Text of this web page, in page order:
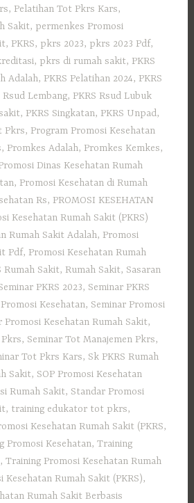
, Pelatihan Tot Pkrs Kars,
Sakit, permenkes Promosi
, PKRS, pkrs 2023, pkrs 2023 Pdf,
, pkrs di rumah sakit, PKRS
Adalah, PKRS Pelatihan 2024, PKRS
Rsud Lembang, PKRS Rsud Lubuk
, PKRS Singkatan, PKRS Unpad,
Pkrs, Program Promosi Kesehatan
, Promkes Adalah, Promkes Kemkes,
Dinas Kesehatan Rumah
, Promosi Kesehatan di Rumah
Rs, PROMOSI KESEHATAN
Kesehatan Rumah Sakit (PKRS)
Rumah Sakit Adalah, Promosi
Pdf, Promosi Kesehatan Rumah
Rumah Sakit, Rumah Sakit, Sasaran
PKRS 2023, Seminar PKRS
Kesehatan, Seminar Promosi
Promosi Kesehatan Rumah Sakit,
, Seminar Tot Manajemen Pkrs,
Tot Pkrs Kars, Sk PKRS Rumah
Sakit, SOP Promosi Kesehatan
Rumah Sakit, Standar Promosi
, training edukator tot pkrs,
Kesehatan Rumah Sakit (PKRS,
Promosi Kesehatan,Training
,Training Promosi Kesehatan Rumah
Kesehatan Rumah Sakit (PKRS),
Rumah Sakit Berbasis